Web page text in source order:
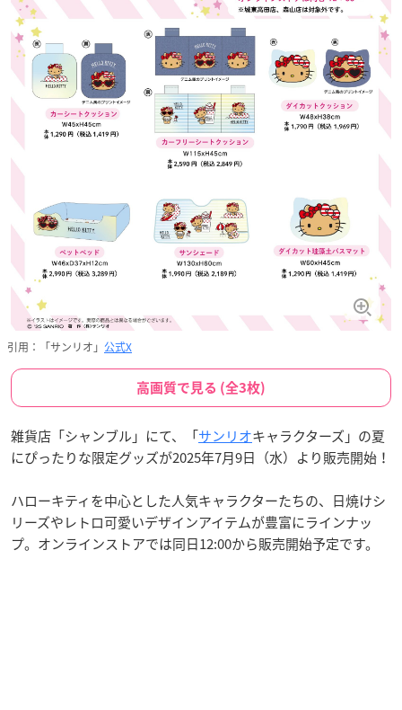
引用：「サンリオ」 公式X
高画質で見る (全3枚)
雑貨店「シャンブル」にて、「サンリオキャラクターズ」の夏
にぴったりな限定グッズが2025年7月9日（水）より販売開始！
ハローキティを中心とした人気キャラクターたちの、日焼けシ
リーズやレトロ可愛いデザインアイテムが豊富にラインナッ
プ。オンラインストアでは同日12:00から販売開始予定です。